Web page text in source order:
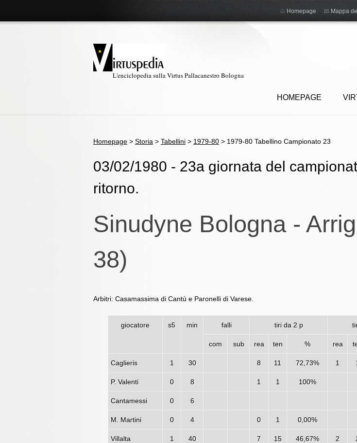
L'enciclopedia sulla Virtus Pallacanestro Bologna
HOMEPAGE
Homepage Mappa
Homepage > Storia > Tabellini > 1979-80 > 1979-80 Tabellino Campionato 23
03/02/1980 - 23a giornata del
ritorno.
Sinudyne Bologna -
38)
Arbitri: Casamassima di Cantù e Paronelli di Varese.
giocatore s5 min falli tiri da 2 p
com sub rea ten % rea
Caglieris 1 30 8 11 72,73% 1
P. Valenti 0 8 1 1 100%
Cantamessi 0 6
M. Martini 0 4 0 1 0,00%
Villalta 1 40 7 15 46,67% 2